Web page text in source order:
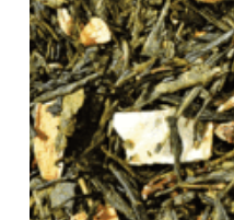
sur
la
page
du
produit